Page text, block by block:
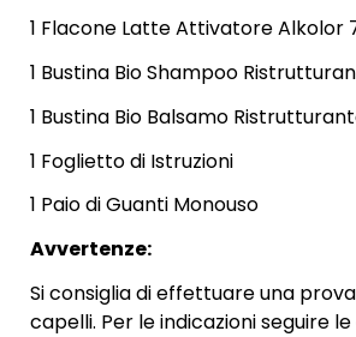
1 Flacone Latte Attivatore Alkolor
1 Bustina Bio Shampoo
1 Bustina Bio Balsamo
1 Foglietto di Istruzioni
1 Paio di Guanti Monouso
Avvertenze:
Si consiglia di effettuare una
capelli. Per le indicazioni seguire